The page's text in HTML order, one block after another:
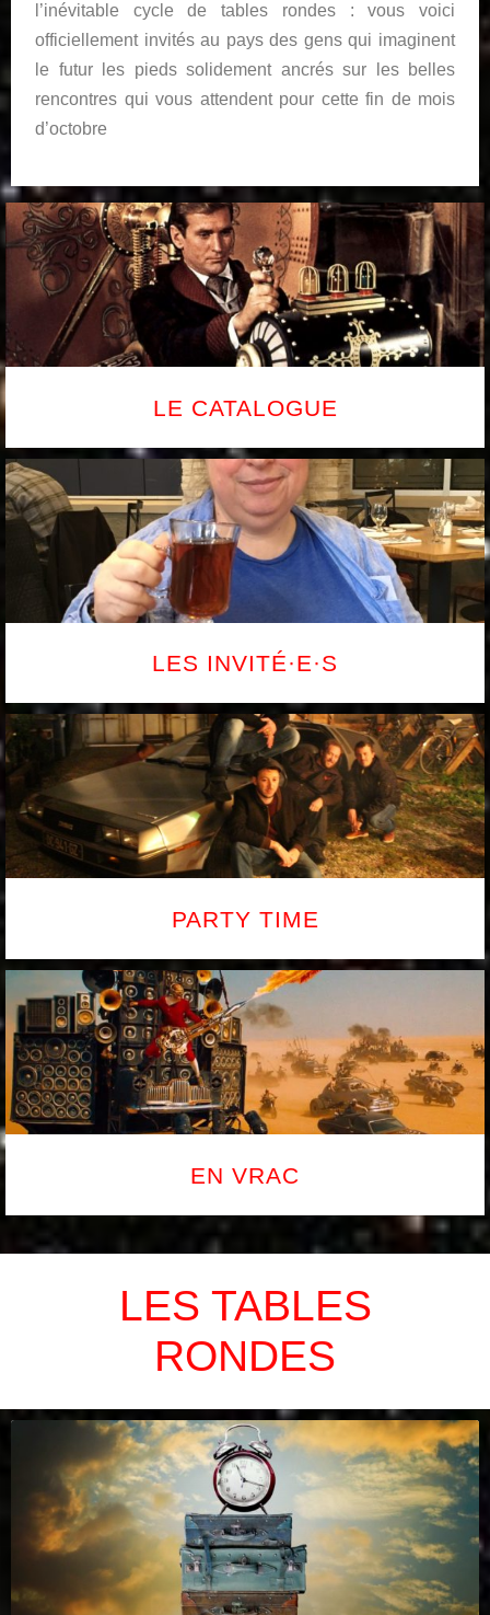
l’inévitable cycle de tables rondes : vous voici
officiellement invités au pays des gens qui imaginent
le futur les pieds solidement ancrés sur les belles
rencontres qui vous attendent pour cette fin de mois
d’octobre
LE CATALOGUE
LES INVITÉ·E·S
PARTY TIME
EN VRAC
LES TABLES
RONDES